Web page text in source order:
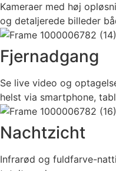
Kameraer med høj
og detaljerede billeder
Fjernadgang
Se live video og
helst via smartphone,
Nachtzicht
Infrarød og fuldfarve-